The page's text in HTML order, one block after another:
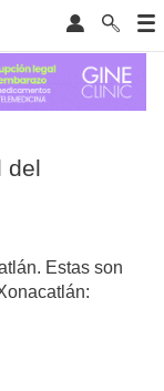
del
Estas son